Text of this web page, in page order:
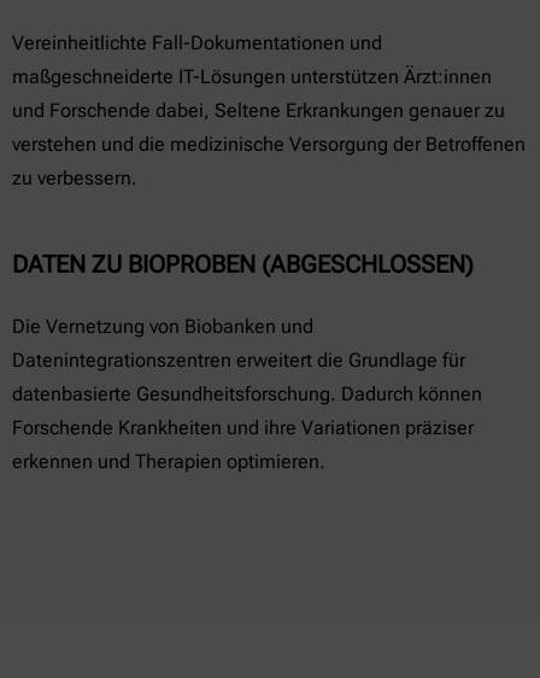
Vereinheitlichte Fall-Dokumentationen und
maßgeschneiderte IT-Lösungen unterstützen Ärzt:innen
und Forschende dabei, Seltene Erkrankungen genauer zu
verstehen und die medizinische Versorgung der Betroffenen
zu verbessern.
DATEN ZU BIOPROBEN (ABGESCHLOSSEN)
Die Vernetzung von Biobanken und
Datenintegrationszentren erweitert die Grundlage für
datenbasierte Gesundheitsforschung. Dadurch können
Forschende Krankheiten und ihre Variationen präziser
erkennen und Therapien optimieren.